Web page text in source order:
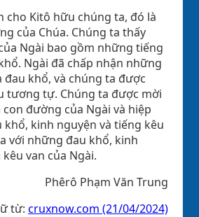
cho Kitô hữu chúng ta, đó là
của Chúa. Chúng ta thấy
Ngài bao gồm những tiếng
Ngài đã chấp nhận những
đau khổ, và chúng ta được
tương tự. Chúng ta được mời
đường của Ngài và hiệp
kinh nguyện và tiếng kêu
với những đau khổ, kinh
van của Ngài.
Phêrô Phạm Văn Trung
từ: cruxnow.com (21/04/2024)